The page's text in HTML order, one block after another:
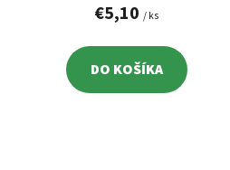
€5,10 / ks
DO KOŠÍKA